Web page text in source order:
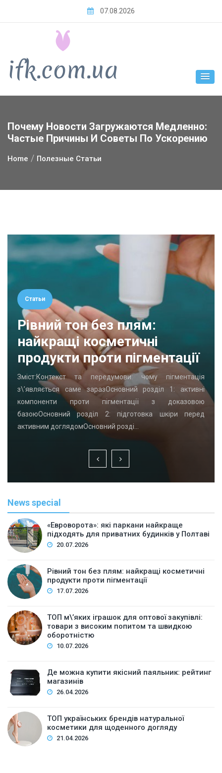
07.08.2026
Почему Новости Загружаются Медленно:
Частые Причины И Советы По Ускорению
Home Полезные Статьи
Статьи
Рівний тон без плям:
найкращі косметичні
продукти проти пігментації
Зміст:Контекст та передумови: чому пігментація
з\’являється саме заразОсновний розділ 1: активні
компоненти проти пігментації з доказовою
базоюОсновний розділ 2: підготовка шкіри перед
активним доглядомОсновний розді…
News special
«Евроворота»: які паркани найкраще
підходять для приватних будинків у Полтаві
20.07.2026
Рівний тон без плям: найкращі косметичні
продукти проти пігментації
17.07.2026
ТОП м\’яких іграшок для оптової закупівлі:
товари з високим попитом та швидкою
оборотністю
10.07.2026
Де можна купити якісний паяльник: рейтинг
магазинів
26.04.2026
ТОП українських брендів натуральної
косметики для щоденного догляду
21.04.2026